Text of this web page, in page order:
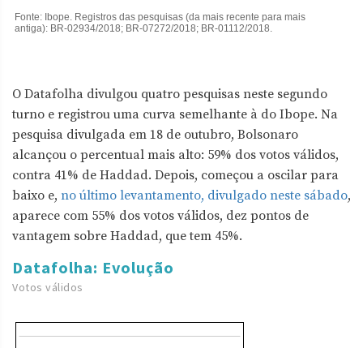
O Datafolha divulgou quatro pesquisas neste segundo
turno e registrou uma curva semelhante à do Ibope. Na
pesquisa divulgada em 18 de outubro, Bolsonaro
alcançou o percentual mais alto: 59% dos votos válidos,
contra 41% de Haddad. Depois, começou a oscilar para
baixo e, no último levantamento, divulgado neste sábado,
aparece com 55% dos votos válidos, dez pontos de
vantagem sobre Haddad, que tem 45%.
Datafolha: Evolução
Votos válidos